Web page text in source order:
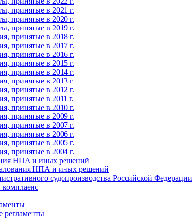
принятые в 2021 г.
принятые в 2020 г.
принятые в 2019 г.
принятые в 2018 г.
принятые в 2017 г.
принятые в 2016 г.
принятые в 2015 г.
принятые в 2014 г.
принятые в 2013 г.
принятые в 2012 г.
принятые в 2011 г.
принятые в 2010 г.
принятые в 2009 г.
принятые в 2007 г.
принятые в 2006 г.
принятые в 2005 г.
принятые в 2004 г.
НПА и иных решений
НПА и иных решений
судопроизводства Российской Федерации
регламенты